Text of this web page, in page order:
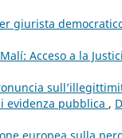
giurista
Acceso a la
evidenza pubblica ,
europea sulla